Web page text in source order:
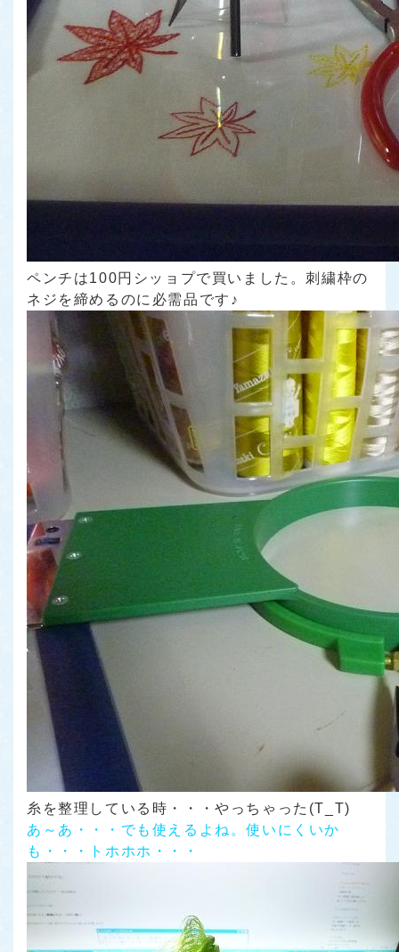
ペンチは100円シッョプで買いました。刺繍枠の
ネジを締めるのに必需品です♪
糸を整理している時・・・やっちゃった(T_T)
あ～あ・・・でも使えるよね。使いにくいか
も・・・トホホホ・・・